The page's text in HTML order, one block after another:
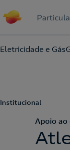
Eletricidade e Gás
Institucional
Apoio